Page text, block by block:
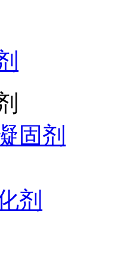
固剂
剂